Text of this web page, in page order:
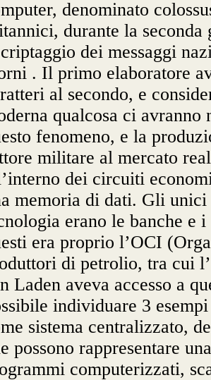
denominato
durante la
dei messaggi
. Il primo elaboratore
al secondo, e
qualcosa ci avranno
fenomeno, e la
militare al mercato
dei circuiti
memoria di dati. Gli
erano le banche e
era proprio l’OCI
di petrolio, tra cui
Laden aveva accesso a
individuare 3
sistema centralizzato,
possono rappresentare
computerizzati,